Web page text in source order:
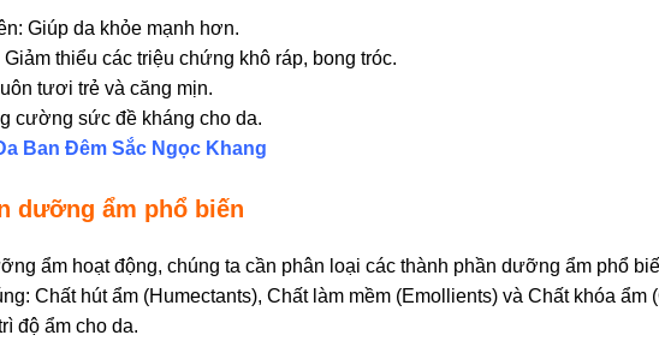
Giúp da khỏe mạnh hơn.
thiểu các triệu chứng khô ráp, bong tróc.
tươi trẻ và căng mịn.
cường sức đề kháng cho da.
Ban Đêm Sắc Ngọc Khang
dưỡng ẩm phổ biến
ẩm hoạt động, chúng ta cần phân loại các thành phần dưỡng ẩm phổ
Chất hút ẩm (Humectants), Chất làm mềm (Emollients) và Chất khóa ẩm
độ ẩm cho da.